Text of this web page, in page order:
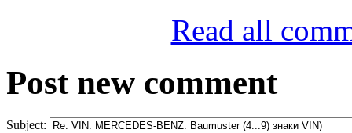
Read all
Post new comment
Subject: